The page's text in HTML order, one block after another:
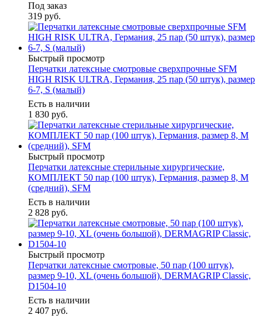
Под заказ
319 руб.
Быстрый просмотр
Перчатки латексные смотровые сверхпрочные SFM
HIGH RISK ULTRA, Германия, 25 пар (50 штук), размер
6-7, S (малый)
Есть в наличии
1 830 руб.
Быстрый просмотр
Перчатки латексные стерильные хирургические,
КОМПЛЕКТ 50 пар (100 штук), Германия, размер 8, М
(средний), SFM
Есть в наличии
2 828 руб.
Быстрый просмотр
Перчатки латексные смотровые, 50 пар (100 штук),
размер 9-10, XL (очень большой), DERMAGRIP Classic,
D1504-10
Есть в наличии
2 407 руб.